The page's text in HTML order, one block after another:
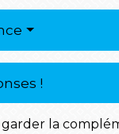
!
la